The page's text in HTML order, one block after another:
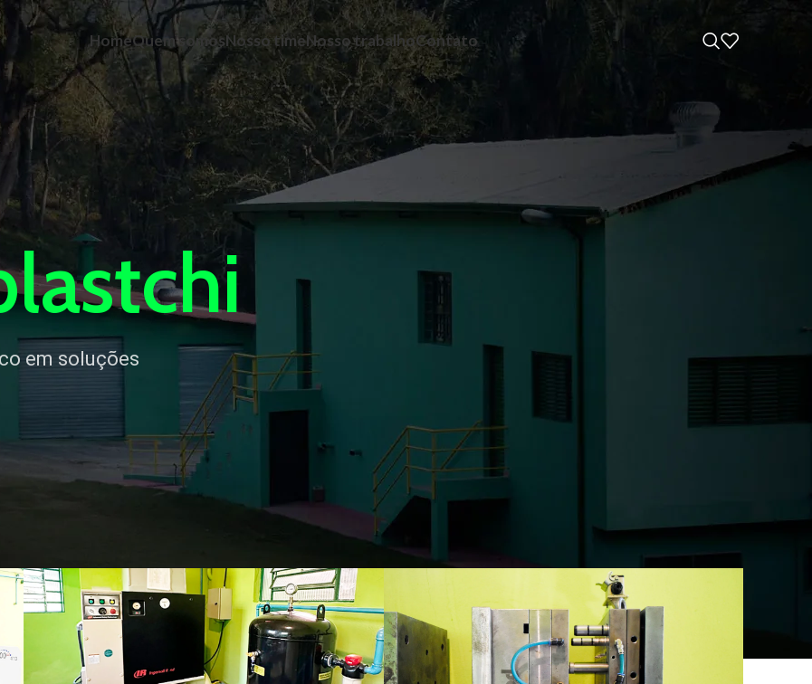
HomeQuem somosNosso timeNosso trabalhoContato
em soluções